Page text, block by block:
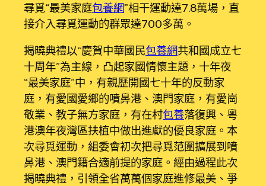
尋覓“最美家庭包養網”相干運動達7.8萬場，直
接介入尋覓運動的群眾達700多萬。
揭曉典禮以“慶賀中華國民包養網共和國成立七
十周年”為主線，凸起家國情懷主題，十年夜
“最美家庭”中，有親歷開國七十年的反動家
庭，有愛國愛鄉的噴鼻港、澳門家庭，有愛崗
敬業、教子無方家庭，有在村包養落復興、粵
港澳年夜灣區扶植中做出進獻的優良家庭。本
次尋覓運動，組委會初次把尋覓范圍擴展到噴
鼻港、澳門籍合適前提的家庭。經由過程此次
揭曉典禮，引領全省萬萬個家庭進修最美、爭